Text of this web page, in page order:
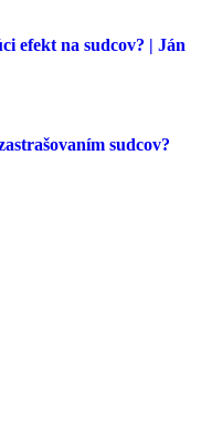
efekt na sudcov? | Ján
sudcov?